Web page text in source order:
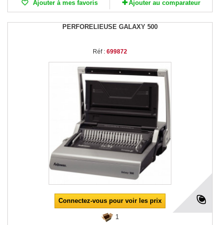
Ajouter à mes favoris Ajouter au comparateur
PERFORELIEUSE GALAXY 500
Réf : 699872
Connectez-vous pour voir les prix
1